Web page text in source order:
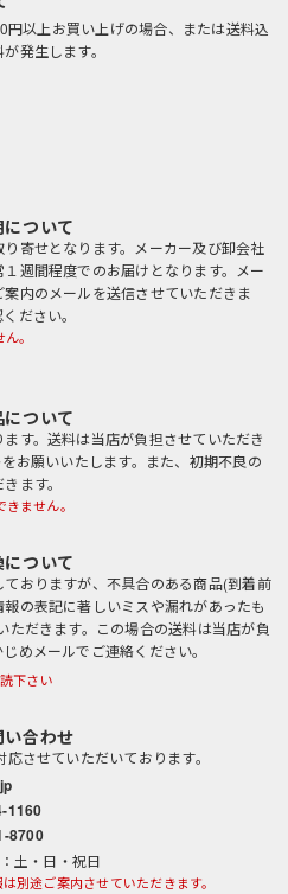
以上お買い上げの場合、または送料込
発生します。
ついて
寄せとなります。メーカー及び卸会社
週間程度でのお届けとなります。メー
内のメールを送信させていただきま
ださい。
。
ついて
す。送料は当店が負担させていただき
お願いいたします。また、初期不良の
ます。
ません。
ついて
おりますが、不具合のある商品(到着前
の表記に著しいミスや漏れがあったも
ただきます。この場合の送料は当店が負
めメールでご連絡ください。
下さい
い合わせ
させていただいております。
1160
8700
土・日・祝日
別途ご案内させていただきます。